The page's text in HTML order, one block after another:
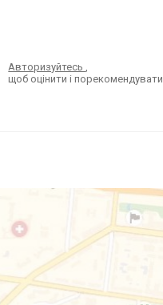
Авторизуйтесь,
щоб оцінити і порекомендувати